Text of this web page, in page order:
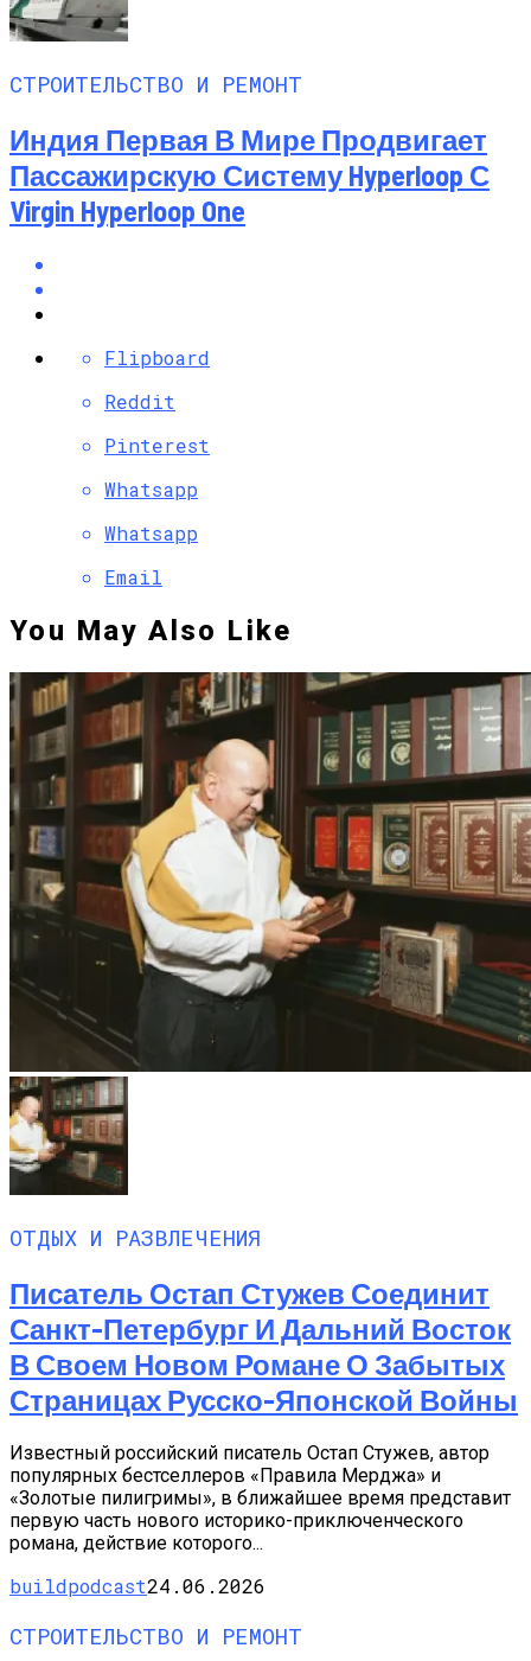
СТРОИТЕЛЬСТВО И РЕМОНТ
Индия Первая В Мире Продвигает
Пассажирскую Систему Hyperloop С
Virgin Hyperloop One
Flipboard
Reddit
Pinterest
Whatsapp
Whatsapp
Email
You May Also Like
ОТДЫХ И РАЗВЛЕЧЕНИЯ
Писатель Остап Стужев Соединит
Санкт-Петербург И Дальний Восток
В Своем Новом Романе О Забытых
Страницах Русско-Японской Войны
Известный российский писатель Остап Стужев, автор
популярных бестселлеров «Правила Мерджа» и
«Золотые пилигримы», в ближайшее время представит
первую часть нового историко-приключенческого
романа, действие которого...
buildpodcast24.06.2026
СТРОИТЕЛЬСТВО И РЕМОНТ